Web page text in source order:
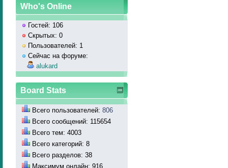
Who's Online
Гостей: 106
Скрытых: 0
Пользователей: 1
Сейчас на форуме:
alukard
Board Stats
Всего пользователей: 806
Всего сообщений: 115654
Всего тем: 4003
Всего категорий: 8
Всего разделов: 38
Максимум онлайн: 916